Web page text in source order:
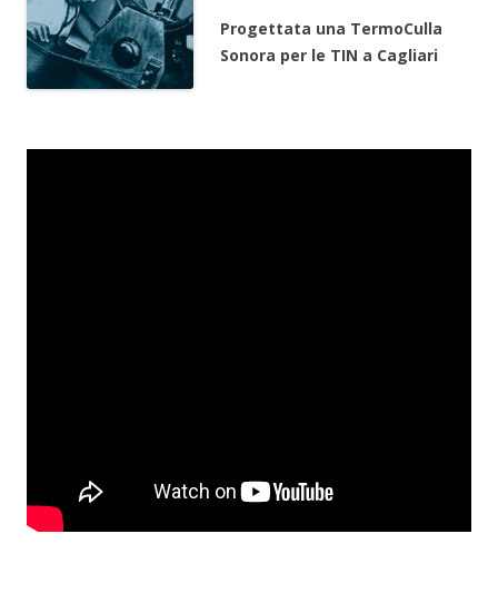
Progettata una TermoCulla
Sonora per le TIN a Cagliari